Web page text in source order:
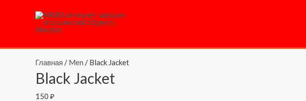
содержимому
Главная / Men / Black Jacket
Black Jacket
150 ₽